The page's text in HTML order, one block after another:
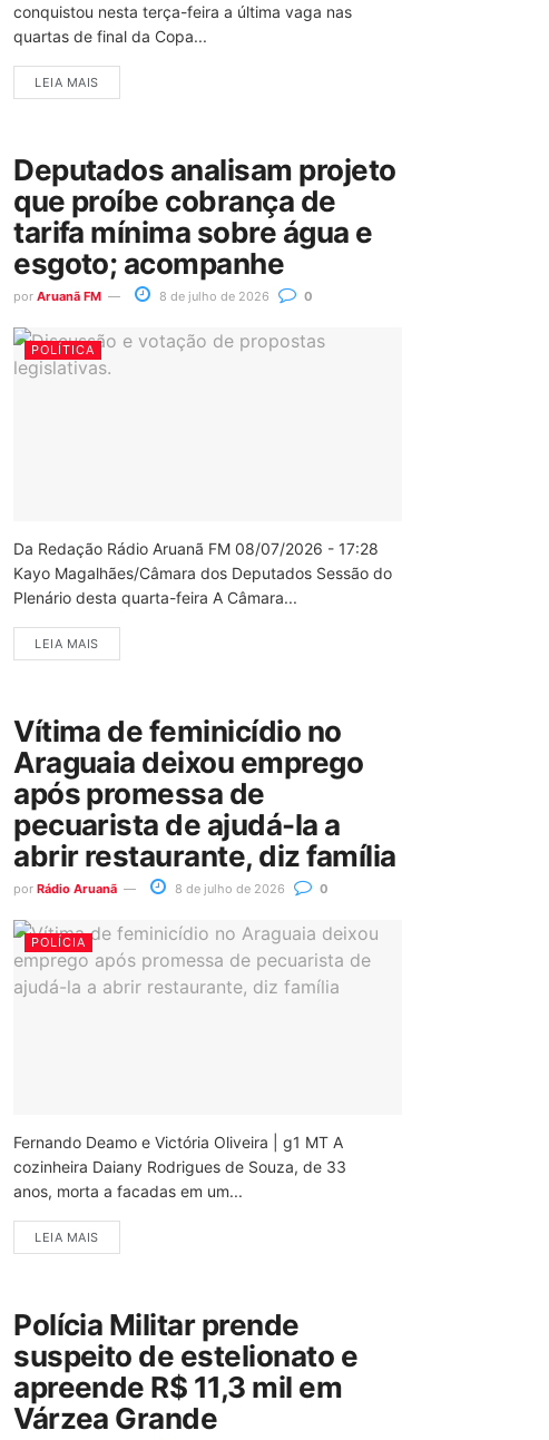
conquistou nesta terça-feira a última vaga nas
quartas de final da Copa...
LEIA MAIS
Deputados analisam projeto
que proíbe cobrança de
tarifa mínima sobre água e
esgoto; acompanhe
por Aruanã FM 8 de julho de 2026 0
POLÍTICA
Da Redação Rádio Aruanã FM 08/07/2026 - 17:28
Kayo Magalhães/Câmara dos Deputados Sessão do
Plenário desta quarta-feira A Câmara...
LEIA MAIS
Vítima de feminicídio no
Araguaia deixou emprego
após promessa de
pecuarista de ajudá-la a
abrir restaurante, diz família
por Rádio Aruanã 8 de julho de 2026 0
POLÍCIA
Fernando Deamo e Victória Oliveira | g1 MT A
cozinheira Daiany Rodrigues de Souza, de 33
anos, morta a facadas em um...
LEIA MAIS
Polícia Militar prende
suspeito de estelionato e
apreende R$ 11,3 mil em
Várzea Grande